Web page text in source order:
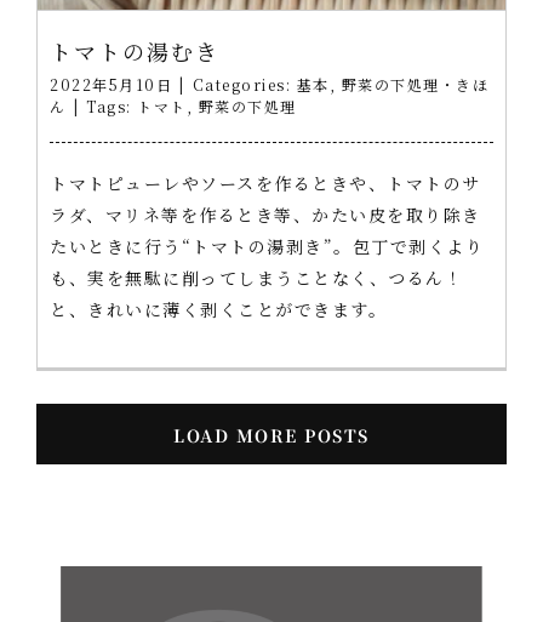
トマトの湯むき
2022年5月10日 | Categories: 基本
野菜の下処理・きほ
ん | Tags: トマト 野菜の下処理
トマトピューレやソースを作るときや、トマトのサ
ラダ、マリネ等を作るとき等、かたい皮を取り除き
たいときに行う“トマトの湯剥き”。包丁で剥くより
も、実を無駄に削ってしまうことなく、つるん！
と、きれいに薄く剥くことができます。
LOAD MORE POSTS